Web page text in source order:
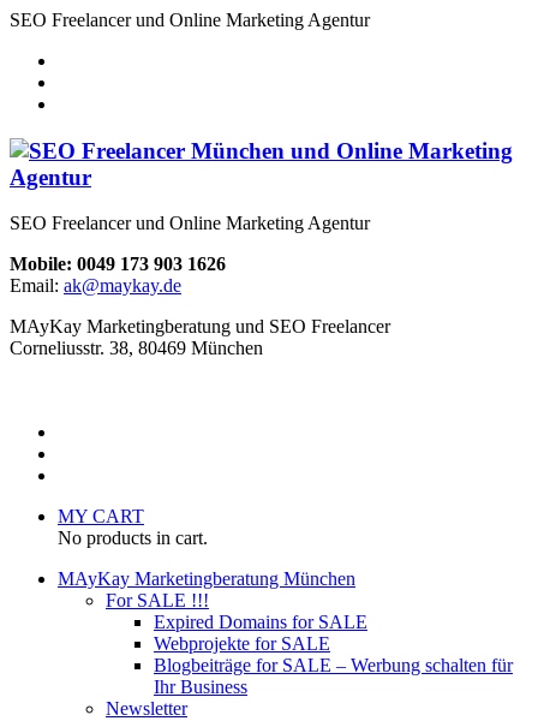
SEO Freelancer und Online Marketing Agentur
SEO Freelancer und Online Marketing Agentur
Mobile: 0049 173 903 1626
Email: ak@maykay.de
MAyKay Marketingberatung und SEO Freelancer
Corneliusstr. 38, 80469 München
MY CART
No products in cart.
MAyKay Marketingberatung München
For SALE !!!
Expired Domains for SALE
Webprojekte for SALE
Blogbeiträge for SALE – Werbung schalten für
Ihr Business
Newsletter